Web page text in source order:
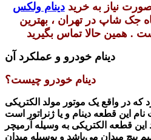
نیاز به خرید
جک شاپ در تهران ، بهترین
دینام خودرو و عملکرد آن
دینام خودرو چیست؟
که در واقع یک موتور مولد الکتریکی
نام این قطعه دینام و یا ژنراتور است
این قطعه الکتریکی به وسیله آرمیچر
پیچ میدان می‌باشد و بوسیله میدان